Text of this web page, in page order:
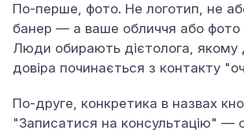
По-перше, фото. Не логотип, не
банер — а ваше обличчя або фото
Люди обирають дієтолога, якому
довіра починається з контакту
По-друге, конкретика в назвах
"Записатися на консультацію" —